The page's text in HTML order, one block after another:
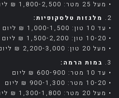
• מעל 25 מטר: 1,800-2,500 ₪ ליום
2.
מלגזות טלסקופיות:
• עד 10 טון: 1,000-1,500 ₪ ליום
• 10-20 טון: 1,500-2,200 ₪ ליום
• מעל 20 טון: 2,200-3,000 ₪ ליום
3.
במות הרמה:
• עד 10 מטר: 600-900 ₪ ליום
• 10-20 מטר: 900-1,300 ₪ ליום
• מעל 20 מטר: 1,300-1,800 ₪ ליום